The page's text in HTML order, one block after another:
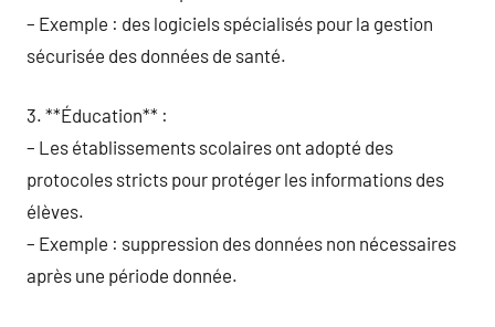
– Exemple : des logiciels spécialisés pour la gestion
sécurisée des données de santé.
3. **Éducation** :
– Les établissements scolaires ont adopté des
protocoles stricts pour protéger les informations des
élèves.
– Exemple : suppression des données non nécessaires
après une période donnée.